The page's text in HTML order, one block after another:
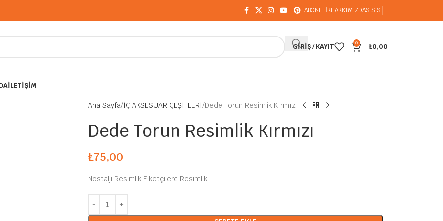
ABONELİKHAKKIMIZDAS.S.S.
GIRIŞ / KAYIT 0 ₺0,00
İLETIŞIM
Ana Sayfa İÇ AKSESUAR ÇEŞİTLERİ Dede Torun Resimlik Kırmızı
Dede Torun Resimlik Kırmızı
₺75,00
Nostalji Resimlik Eiketçilere Resimlik